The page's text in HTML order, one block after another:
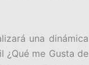
una dinámica
me Gusta de